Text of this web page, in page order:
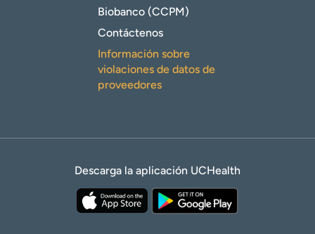
Biobanco (CCPM)
Contáctenos
Información sobre
violaciones de datos de
proveedores
Descarga la aplicación UCHealth